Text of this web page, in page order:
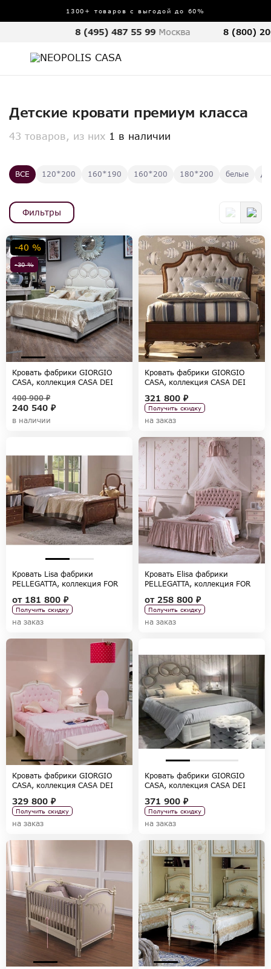
1300+ товаров с выгодой до 60%
8 (495) 487 55 99 Москва 8 (800)
Детские кровати премиум класса
43 товаров, из них 1 в наличии
ВСЕ 120*200 160*190 160*200 180*200 белые
Фильтры
-30 %
-40 %
Кровать фабрики GIORGIO
CASA, коллекция CASA DEI
240 540 ₽
400 900 ₽
в наличии
Кровать фабрики GIORGIO
CASA, коллекция CASA DEI
321 800 ₽
Получить скидку
на заказ
Кровать Lisa фабрики
PELLEGATTA, коллекция FOR
от181 800 ₽
Получить скидку
на заказ
Кровать Elisa фабрики
PELLEGATTA, коллекция FOR
от258 800 ₽
Получить скидку
на заказ
Кровать фабрики GIORGIO
CASA, коллекция CASA DEI
329 800 ₽
Получить скидку
на заказ
Кровать фабрики GIORGIO
CASA, коллекция CASA DEI
371 900 ₽
Получить скидку
на заказ